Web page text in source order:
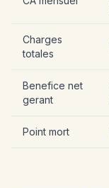
Charges
totales
Benefice net
gerant
Point mort